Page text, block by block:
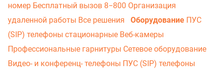
номер Бесплатный вызов 8−800 Организация
удаленной работы Все решения Оборудование ПУС
(SIP) телефоны стационарные Веб-камеры
Профессиональные гарнитуры Сетевое оборудование
Видео- и конференц- телефоны ПУС (SIP) телефоны